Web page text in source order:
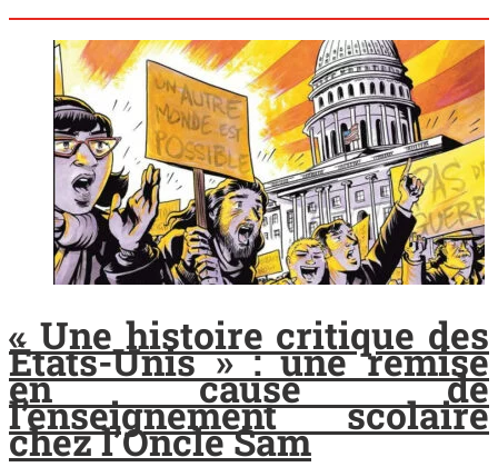
« Une histoire critique des
États-Unis » : une remise
en cause de
l’enseignement scolaire
chez l’Oncle Sam